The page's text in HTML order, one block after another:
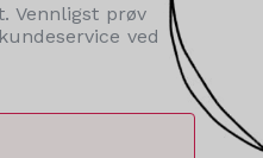
Vennligst prøv
ved